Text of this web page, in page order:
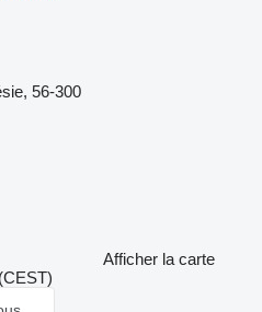
56-300
Afficher la carte